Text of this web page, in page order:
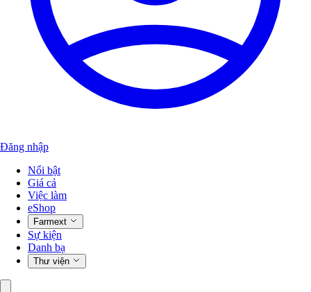
Đăng nhập
Nổi bật
Giá cả
Việc làm
eShop
Farmext
Sự kiện
Danh bạ
Thư viện